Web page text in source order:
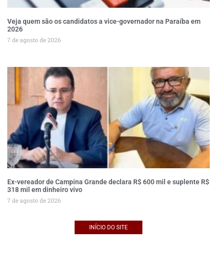
Veja quem são os candidatos a vice-governador na Paraíba em
2026
7 de agosto de 2026
Ex-vereador de Campina Grande declara R$ 600 mil e suplente R$
318 mil em dinheiro vivo
7 de agosto de 2026
INÍCIO DO SITE